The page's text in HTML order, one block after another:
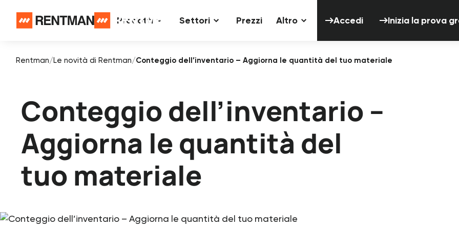
Prodotti Settori Prezzi Altro Accedi Inizia la prova
Rentman/Le novità di Rentman/Conteggio dell’inventario – Aggiorna le quantità del tuo materiale
Conteggio dell’inventario –
Aggiorna le quantità del
tuo materiale